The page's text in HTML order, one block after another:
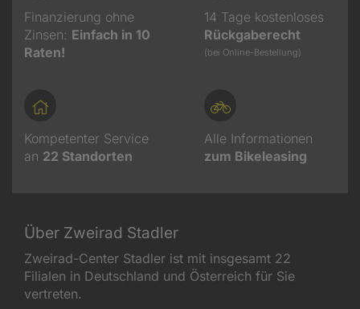
Finanzierung ohne
Zinsen: Einfach in 10
Raten!
14 Tage kostenloses
Rückgaberecht
(bei Online-Bestellung)
Kompetenter Service
an 22 Standorten
Alle Informationen
zum Bikeleasing
Über Zweirad Stadler
Zweirad-Center Stadler ist mit insgesamt 22
Filialen in Deutschland und Österreich für Sie
vertreten.